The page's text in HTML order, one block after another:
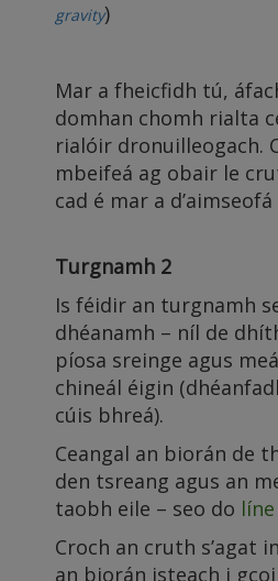
gravity)
Mar a fheicfidh tú,
domhan chomh rialta
rialóir dronuilleogach.
mbeifeá ag obair le
cad é mar a
Turgnamh 2
Is féidir an turgnamh
dhéanamh – níl de
píosa sreinge agus
chineál éigin
cúis bhreá).
Ceangal an biorán de
den tsreang agus an
taobh eile – seo do
Croch an cruth s’agat
an biorán isteach i